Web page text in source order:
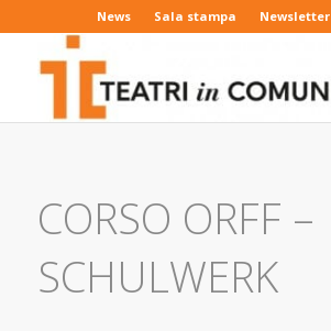
News Sala stampa Newsletter
CORSO ORFF –
SCHULWERK